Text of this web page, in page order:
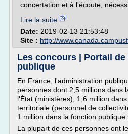
concertation et à l'écoute,
Lire la suite
Date: 2019-02-13 21:53:48
Site : http://
Les concours | Portail
publique
En France, l'administration
personnes dont 2,5 millions dans
l'État (ministères), 1,6 million
territoriale (personnel de
1 million dans la fonction publique
La plupart de ces personnes ont